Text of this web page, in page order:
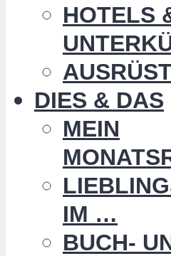
HOTELS
DIES & DAS
MEIN
IM …
BUCH-